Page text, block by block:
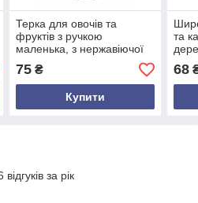
Терка для овочів та
фруктів з ручкою
маленька, з нержавіючої
універсальна ручна терка
для кухні
75₴
Купити
та
68
за рік